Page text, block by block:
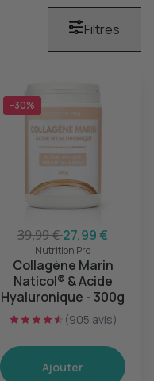
Filtres
−30%
39,99 €27,99 €
Nutrition Pro
Collagène Marin
Naticol® & Acide
Hyaluronique - 300g
(905 avis)
Ajouter